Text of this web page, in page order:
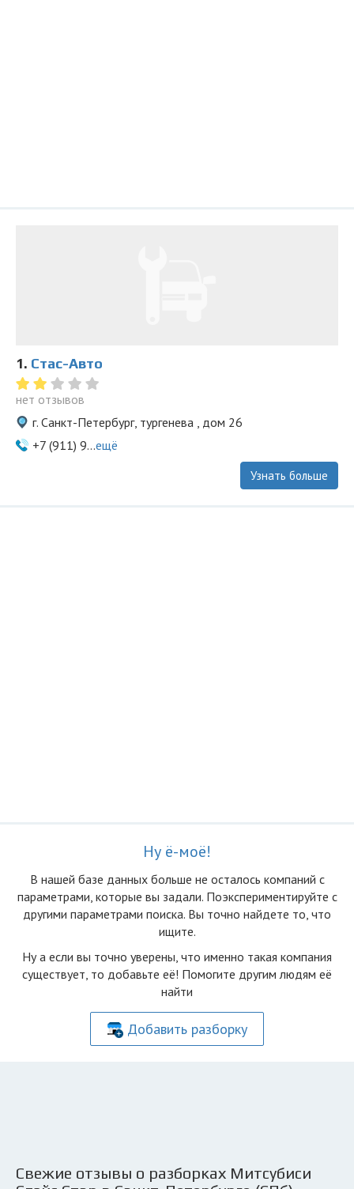
1. Стас-Aвто
нет отзывов
г. Санкт-Петербург, тургенева , дом 26
+7 (911) 9...ещё
Узнать больше
Ну ё-моё!
В нашей базе данных больше не осталоcь компаний с
параметрами, которые вы задали. Поэкспериментируйте с
другими параметрами поиска. Вы точно найдете то, что
ищите.
Ну а если вы точно уверены, что именно такая компания
существует, то добавьте её! Помогите другим людям её
найти
Добавить разборку
Свежие отзывы о разборках Митсубиси